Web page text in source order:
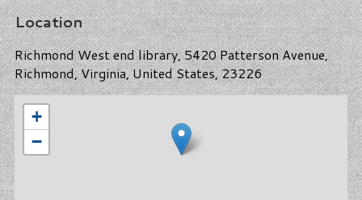
Location
Richmond West end library, 5420 Patterson Avenue,
Richmond, Virginia, United States, 23226
+
−